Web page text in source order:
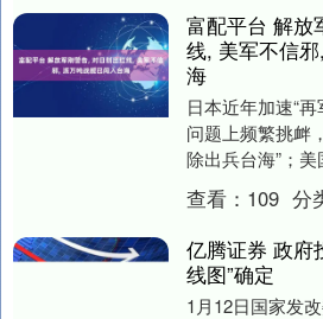
富配平台 解放
线, 美军不信
海
日本近年加速“
问题上频繁挑衅
除出兵台海”；美
盟友遏制中国富
弈焦点....
查看： 109 分
亿腾证券 政府
线图”确定
1月12日国家发